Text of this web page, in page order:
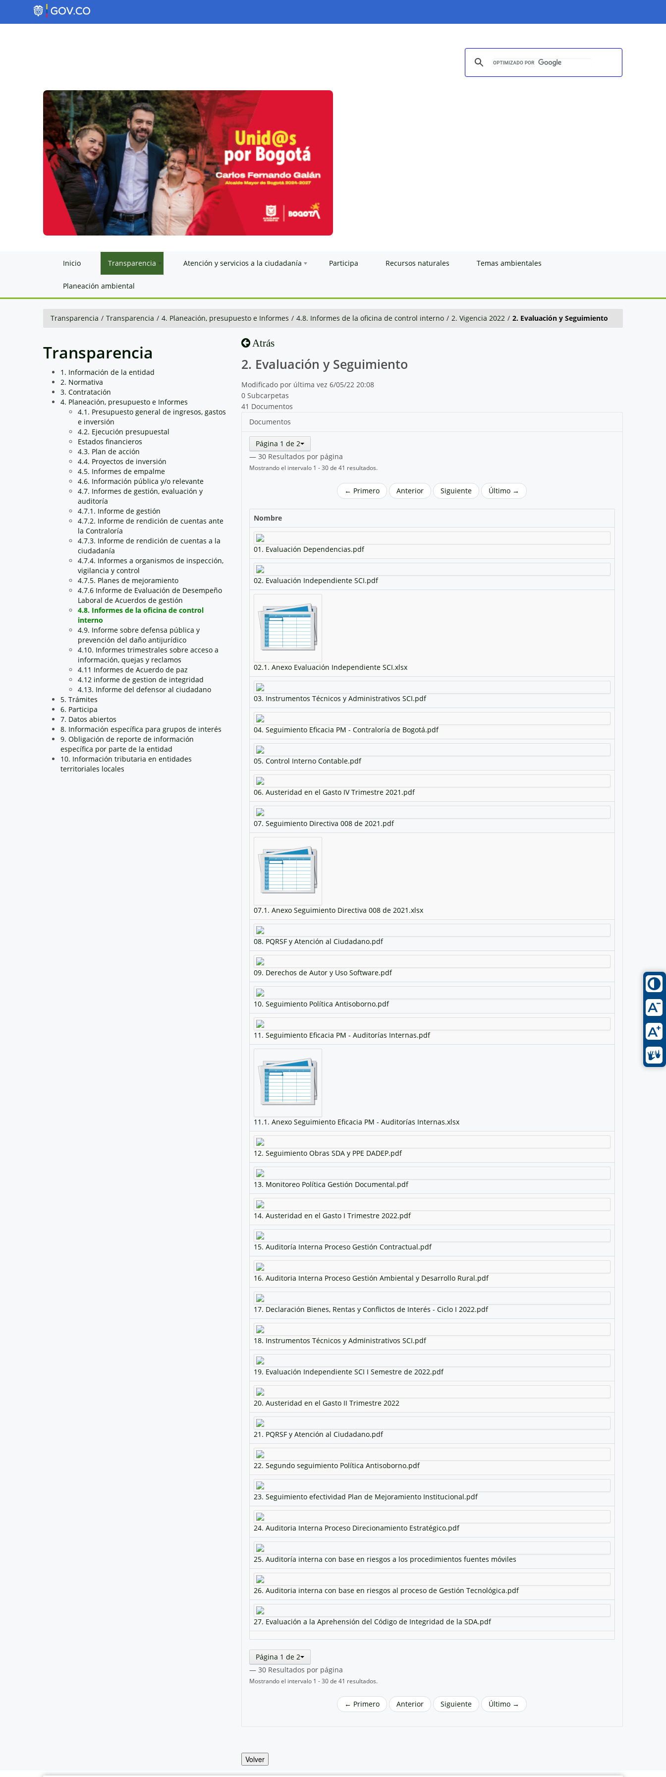
Inicio Transparencia Atención y servicios a la ciudadanía Participa Recursos naturales Temas ambientales
Planeación ambiental
Transparencia / Transparencia / 4. Planeación, presupuesto e Informes / 4.8. Informes de la oficina de control interno / 2. Vigencia 2022 / 2. Evaluación y Seguimiento
Transparencia
1. Información de la entidad
2. Normativa
3. Contratación
4. Planeación, presupuesto e Informes
4.1. Presupuesto general de ingresos, gastos
e inversión
4.2. Ejecución presupuestal
Estados financieros
4.3. Plan de acción
4.4. Proyectos de inversión
4.5. Informes de empalme
4.6. Información pública y/o relevante
4.7. Informes de gestión, evaluación y
auditoría
4.7.1. Informe de gestión
4.7.2. Informe de rendición de cuentas ante
la Contraloría
4.7.3. Informe de rendición de cuentas a la
ciudadanía
4.7.4. Informes a organismos de inspección,
vigilancia y control
4.7.5. Planes de mejoramiento
4.7.6 Informe de Evaluación de Desempeño
Laboral de Acuerdos de gestión
4.8. Informes de la oficina de control
interno
4.9. Informe sobre defensa pública y
prevención del daño antijurídico
4.10. Informes trimestrales sobre acceso a
información, quejas y reclamos
4.11 Informes de Acuerdo de paz
4.12 informe de gestion de integridad
4.13. Informe del defensor al ciudadano
5. Trámites
6. Participa
7. Datos abiertos
8. Información específica para grupos de interés
9. Obligación de reporte de información
específica por parte de la entidad
10. Información tributaria en entidades
territoriales locales
Atrás
2. Evaluación y Seguimiento
Modificado por última vez 6/05/22 20:08
0 Subcarpetas
41 Documentos
Documentos
Página 1 de 2
— 30 Resultados por página
Mostrando el intervalo 1 - 30 de 41 resultados.
← Primero Anterior Siguiente Último →
Nombre
01. Evaluación Dependencias.pdf
02. Evaluación Independiente SCI.pdf
02.1. Anexo Evaluación Independiente SCI.xlsx
03. Instrumentos Técnicos y Administrativos SCI.pdf
04. Seguimiento Eficacia PM - Contraloría de Bogotá.pdf
05. Control Interno Contable.pdf
06. Austeridad en el Gasto IV Trimestre 2021.pdf
07. Seguimiento Directiva 008 de 2021.pdf
07.1. Anexo Seguimiento Directiva 008 de 2021.xlsx
08. PQRSF y Atención al Ciudadano.pdf
09. Derechos de Autor y Uso Software.pdf
10. Seguimiento Política Antisoborno.pdf
11. Seguimiento Eficacia PM - Auditorías Internas.pdf
11.1. Anexo Seguimiento Eficacia PM - Auditorías Internas.xlsx
12. Seguimiento Obras SDA y PPE DADEP.pdf
13. Monitoreo Política Gestión Documental.pdf
14. Austeridad en el Gasto I Trimestre 2022.pdf
15. Auditoría Interna Proceso Gestión Contractual.pdf
16. Auditoria Interna Proceso Gestión Ambiental y Desarrollo Rural.pdf
17. Declaración Bienes, Rentas y Conflictos de Interés - Ciclo I 2022.pdf
18. Instrumentos Técnicos y Administrativos SCI.pdf
19. Evaluación Independiente SCI I Semestre de 2022.pdf
20. Austeridad en el Gasto II Trimestre 2022
21. PQRSF y Atención al Ciudadano.pdf
22. Segundo seguimiento Política Antisoborno.pdf
23. Seguimiento efectividad Plan de Mejoramiento Institucional.pdf
24. Auditoria Interna Proceso Direcionamiento Estratégico.pdf
25. Auditoría interna con base en riesgos a los procedimientos fuentes móviles
26. Auditoria interna con base en riesgos al proceso de Gestión Tecnológica.pdf
27. Evaluación a la Aprehensión del Código de Integridad de la SDA.pdf
Página 1 de 2
— 30 Resultados por página
Mostrando el intervalo 1 - 30 de 41 resultados.
← Primero Anterior Siguiente Último →
Volver